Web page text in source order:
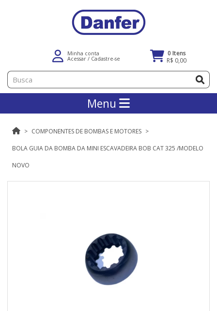
Minha conta
Acessar / Cadastre-se
0 Itens
R$ 0,00
Menu
COMPONENTES DE BOMBAS E MOTORES
BOLA GUIA DA BOMBA DA MINI ESCAVADEIRA BOB CAT 325 /MODELO
NOVO